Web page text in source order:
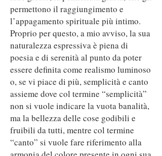
permettono il raggiungimento e
l’appagamento spirituale più intimo.
Proprio per questo, a mio avviso, la sua
naturalezza espressiva è piena di
poesia e di serenità al punto da poter
essere definita come realismo luminoso
o, se vi piace di più, semplicità e canto
assieme dove col termine “semplicità”
non si vuole indicare la vuota banalità,
ma la bellezza delle cose godibili e
fruibili da tutti, mentre col termine
“canto” si vuole fare riferimento alla